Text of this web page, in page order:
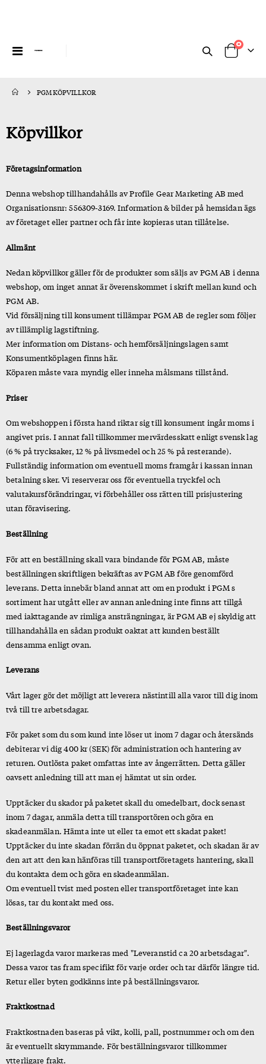
Växla
Cart
0
PGM KÖPVILLKOR
Köpvillkor
Företagsinformation
Denna webshop tillhandahålls av Profile Gear Marketing AB med
Organisationsnr: 556309-3169. Information & bilder på hemsidan ägs
av företaget eller partner och får inte kopieras utan tillåtelse.
Allmänt
Nedan köpvillkor gäller för de produkter som säljs av PGM AB i denna
webshop, om inget annat är överenskommet i skrift mellan kund och
PGM AB.
Vid försäljning till konsument tillämpar PGM AB de regler som följer
av tillämplig lagstiftning.
Mer information om Distans- och hemförsäljningslagen samt
Konsumentköplagen finns här.
Köparen måste vara myndig eller inneha målsmans tillstånd.
Priser
Om webshoppen i första hand riktar sig till konsument ingår moms i
angivet pris. I annat fall tillkommer mervärdesskatt enligt svensk lag
(6 % på trycksaker, 12 % på livsmedel och 25 % på resterande).
Fullständig information om eventuell moms framgår i kassan innan
betalning sker. Vi reserverar oss för eventuella tryckfel och
valutakursförändringar, vi förbehåller oss rätten till prisjustering
utan föravisering.
Beställning
För att en beställning skall vara bindande för PGM AB, måste
beställningen skriftligen bekräftas av PGM AB före genomförd
leverans. Detta innebär bland annat att om en produkt i PGM s
sortiment har utgått eller av annan anledning inte finns att tillgå
med iakttagande av rimliga ansträngningar, är PGM AB ej skyldig att
tillhandahålla en sådan produkt oaktat att kunden beställt
densamma enligt ovan.
Leverans
Vårt lager gör det möjligt att leverera nästintill alla varor till dig inom
två till tre arbetsdagar.
För paket som du som kund inte löser ut inom 7 dagar och återsänds
debiterar vi dig 400 kr (SEK) för administration och hantering av
returen. Outlösta paket omfattas inte av ångerrätten. Detta gäller
oavsett anledning till att man ej hämtat ut sin order.
Upptäcker du skador på paketet skall du omedelbart, dock senast
inom 7 dagar, anmäla detta till transportören och göra en
skadeanmälan. Hämta inte ut eller ta emot ett skadat paket!
Upptäcker du inte skadan förrän du öppnat paketet, och skadan är av
den art att den kan hänföras till transportföretagets hantering, skall
du kontakta dem och göra en skadeanmälan.
Om eventuell tvist med posten eller transportföretaget inte kan
lösas, tar du kontakt med oss.
Beställningsvaror
Ej lagerlagda varor markeras med "Leveranstid ca 20 arbetsdagar".
Dessa varor tas fram specifikt för varje order och tar därför längre tid.
Retur eller byten godkänns inte på beställningsvaror.
Fraktkostnad
Fraktkostnaden baseras på vikt, kolli, pall, postnummer och om den
är eventuellt skrymmande. För beställningsvaror tillkommer
ytterligare frakt.